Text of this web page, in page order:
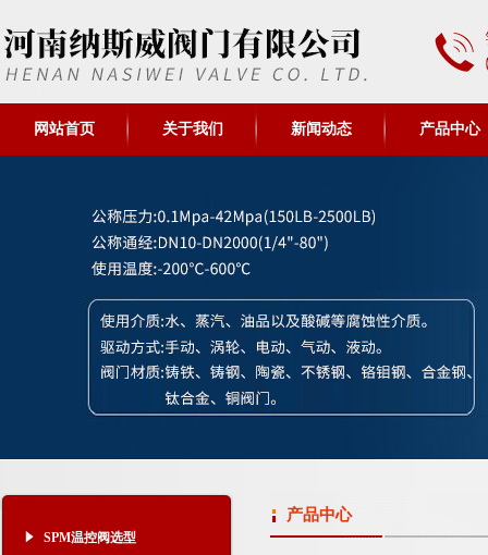
网站首页 关于我们 新闻动态 产品中心
SPM温控阀选型
产品中心